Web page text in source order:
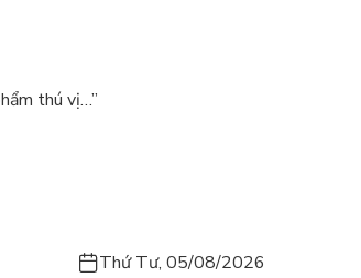
thú vị…”
Thứ Tư, 05/08/2026